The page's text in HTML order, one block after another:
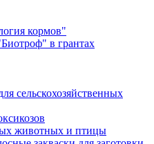
кормов"
в грантах
сельскохозяйственных
животных и птицы